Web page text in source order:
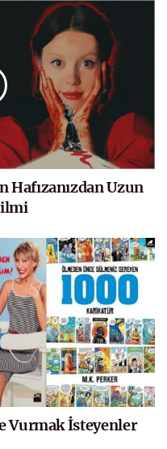
Hafızanızdan Uzun
Vurmak İsteyenler